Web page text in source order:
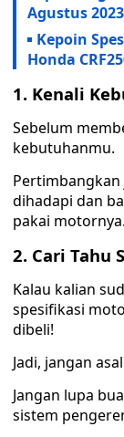
Agustus
Kepoin
Honda
1. Kenali
Sebelum
kebutuhanmu.
Pertimbangkan
dihadapi dan
pakai motornya.
2. Cari Tahu
Kalau kalian
spesifikasi
dibeli!
Jadi, jangan
Jangan lupa
sistem